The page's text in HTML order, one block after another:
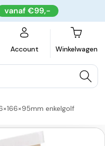
vanaf €99,-
Account Winkelwagen
enkelgolf